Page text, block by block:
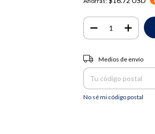
Entregas para el CP:
Medios de envío
No sé mi código postal